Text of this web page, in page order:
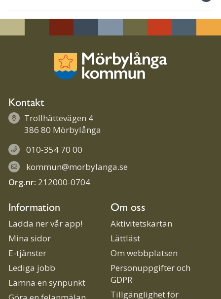
Kontakt
Trollhättevägen 4
386 80 Mörbylånga
010-354 70 00
kommun@morbylanga.se
Org.nr: 212000-0704
Information
Ladda ner vår app!
Mina sidor
E-tjänster
Lediga jobb
Lämna en synpunkt
Om oss
Aktivitetskartan
Lättläst
Om webbplatsen
Personuppgifter och
GDPR
Tillgänglighet för